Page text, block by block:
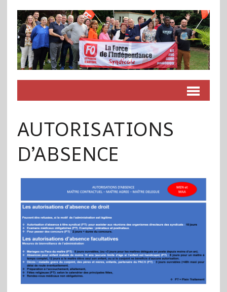
AUTORISATIONS
D’ABSENCE